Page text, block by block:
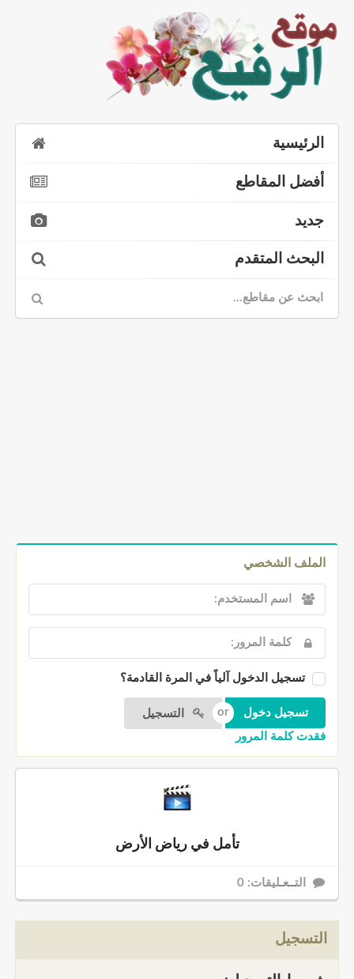
الرئيسية
أفضل المقاطع
جديد
البحث المتقدم
الملف الشخصي
تسجيل الدخول آلياً في المرة القادمة؟
التسجيل
فقدت كلمة المرور
تأمل في رياض الأرض
التــعـليقات: 0
التسجيل